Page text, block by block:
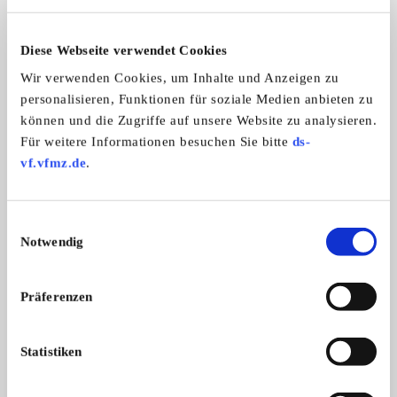
Diese Webseite verwendet Cookies
Wir verwenden Cookies, um Inhalte und Anzeigen zu
personalisieren, Funktionen für soziale Medien anbieten zu
können und die Zugriffe auf unsere Website zu analysieren.
Für weitere Informationen besuchen Sie bitte ds-
vf.vfmz.de.
Notwendig
Präferenzen
Statistiken
Privatverkauf, Angaben ohne Gewähr, Irrtum vorbehalten,
wegen Privatverkauf natürlich ohne
Gewähr/Garantie/Umtausch/Rücknahme/Anfechtung;
Passend für
Alle Typen
Alle Typen
ALLE ANZEIGEN